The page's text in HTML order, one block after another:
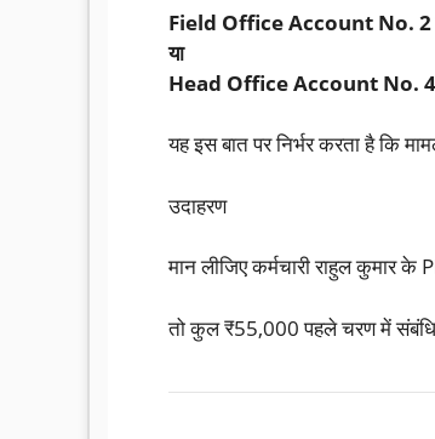
Field Office Account No. 2
या
Head Office Account No.
यह इस बात पर निर्भर करता है कि
उदाहरण
मान लीजिए कर्मचारी राहुल कुमार
तो कुल ₹55,000 पहले चरण में